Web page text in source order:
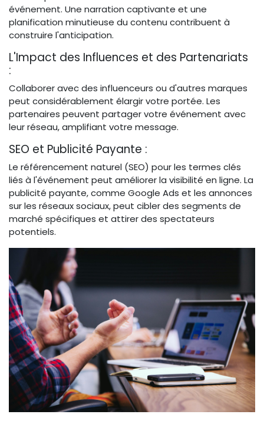
événement. Une narration captivante et une
planification minutieuse du contenu contribuent à
construire l'anticipation.
L'Impact des Influences et des Partenariats
:
Collaborer avec des influenceurs ou d'autres marques
peut considérablement élargir votre portée. Les
partenaires peuvent partager votre événement avec
leur réseau, amplifiant votre message.
SEO et Publicité Payante :
Le référencement naturel (SEO) pour les termes clés
liés à l'événement peut améliorer la visibilité en ligne. La
publicité payante, comme Google Ads et les annonces
sur les réseaux sociaux, peut cibler des segments de
marché spécifiques et attirer des spectateurs
potentiels.